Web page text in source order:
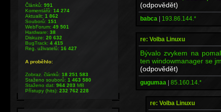
(odpovědět)
babca | 193.86.144.*
re: Volba Linuxu
Bývalo zvykem na
ten windowmanager se
(odpovědět)
gugumaa | 85.160.14.*
re: Volba Linuxu
Článků:991
Komentářů:14 274
Aktualit:1 862
Souborů:151
WebForum:49 501
Hardware:38
Diskuze:20 632
BugTrack:4 415
Reg. uživatelů:16 427
A proběhlo:
Zobraz. článků:18 251 583
Staženo souborů:1 463 580
Staženo dat:964 203MB
Přístupy (hits):232 762 228